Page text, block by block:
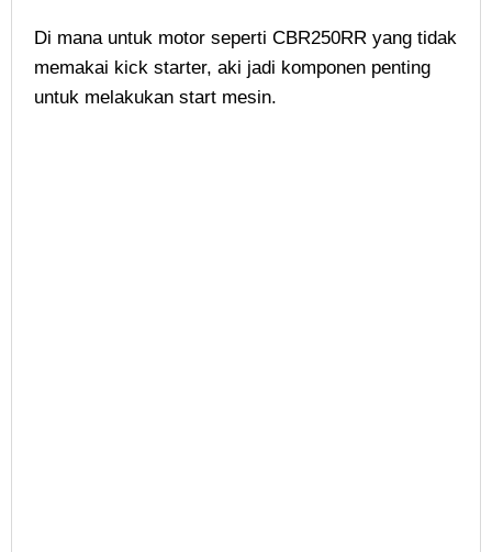
Di mana untuk motor seperti CBR250RR yang tidak
memakai kick starter, aki jadi komponen penting
untuk melakukan start mesin.